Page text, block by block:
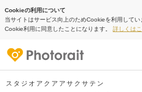
Cookieの利用について
当サイトはサービス向上のためCookieを利用してい
Cookie利用に同意したことになります。 詳しくは
スタジオアクアアサクサテン